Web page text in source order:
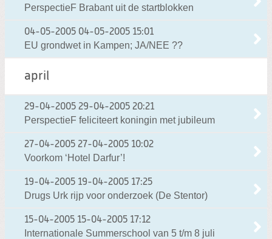
PerspectieF Brabant uit de startblokken
04-05-2005 04-05-2005 15:01
EU grondwet in Kampen; JA/NEE ??
april
29-04-2005 29-04-2005 20:21
PerspectieF feliciteert koningin met jubileum
27-04-2005 27-04-2005 10:02
Voorkom ‘Hotel Darfur’!
19-04-2005 19-04-2005 17:25
Drugs Urk rijp voor onderzoek (De Stentor)
15-04-2005 15-04-2005 17:12
Internationale Summerschool van 5 t/m 8 juli